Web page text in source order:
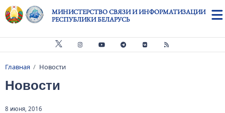
Перейти к основному содержанию
МИНИСТЕРСТВО СВЯЗИ И ИНФОРМАТИЗАЦИИ
РЕСПУБЛИКИ БЕЛАРУСЬ
Строка навигации
Главная Новости
Новости
8 июня, 2016